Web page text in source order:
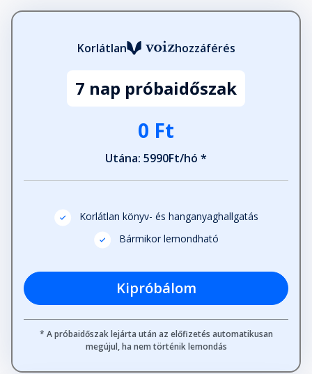
Fejezet hossza:
Fejezet hossza:
Tory
Fejezet hossza:
Korlátlan hozzáférés
7 nap próbaidőszak
0 Ft
Utána: 5990Ft/hó *
Korlátlan könyv- és hanganyaghallgatás
Bármikor lemondható
Kipróbálom
* A próbaidőszak lejárta után az előfizetés automatikusan
megújul, ha nem történik lemondás